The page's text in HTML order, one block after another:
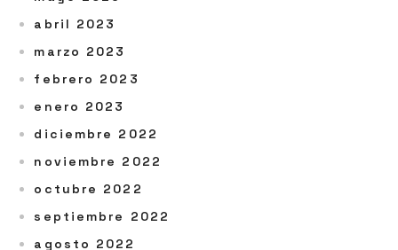
abril 2023
marzo 2023
febrero 2023
enero 2023
diciembre 2022
noviembre 2022
octubre 2022
septiembre 2022
agosto 2022